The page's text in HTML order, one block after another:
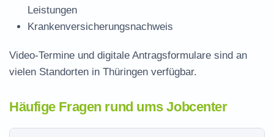
Leistungen
Krankenversicherungsnachweis
Video-Termine und digitale Antragsformulare sind an
vielen Standorten in Thüringen verfügbar.
Häufige Fragen rund ums Jobcenter